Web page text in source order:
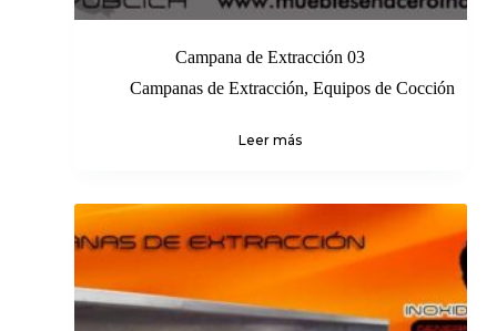
Campana de Extracción 03
Campanas de Extracción,Equipos de Cocción
Leer más